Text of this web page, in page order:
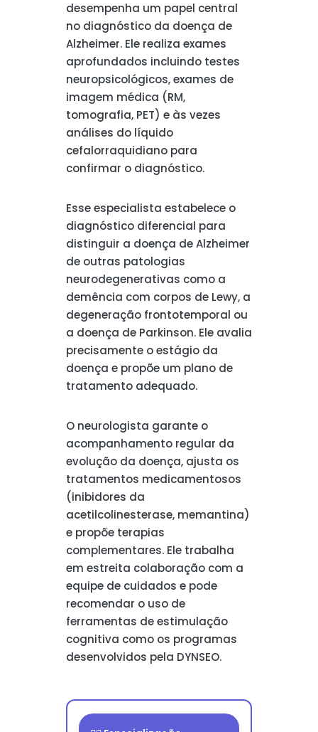
desempenha um papel central
no diagnóstico da doença de
Alzheimer. Ele realiza exames
aprofundados incluindo testes
neuropsicológicos, exames de
imagem médica (RM,
tomografia, PET) e às vezes
análises do líquido
cefalorraquidiano para
confirmar o diagnóstico.
Esse especialista estabelece o
diagnóstico diferencial para
distinguir a doença de Alzheimer
de outras patologias
neurodegenerativas como a
demência com corpos de Lewy, a
degeneração frontotemporal ou
a doença de Parkinson. Ele avalia
precisamente o estágio da
doença e propõe um plano de
tratamento adequado.
O neurologista garante o
acompanhamento regular da
evolução da doença, ajusta os
tratamentos medicamentosos
(inibidores da
acetilcolinesterase, memantina)
e propõe terapias
complementares. Ele trabalha
em estreita colaboração com a
equipe de cuidados e pode
recomendar o uso de
ferramentas de estimulação
cognitiva como os programas
desenvolvidos pela DYNSEO.